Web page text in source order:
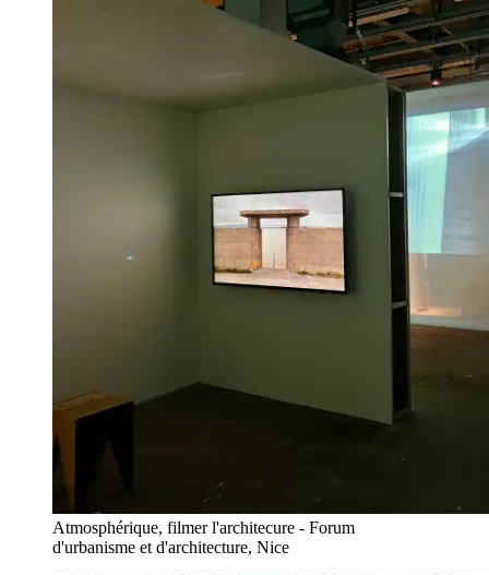
Atmosphérique, filmer l'architecure - Forum
d'urbanisme et d'architecture, Nice